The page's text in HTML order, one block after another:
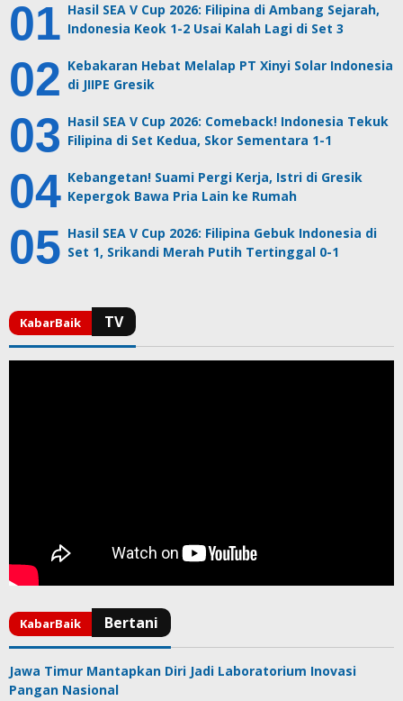
Hasil SEA V Cup 2026: Filipina di Ambang Sejarah,
Indonesia Keok 1-2 Usai Kalah Lagi di Set 3
Kebakaran Hebat Melalap PT Xinyi Solar Indonesia
di JIIPE Gresik
Hasil SEA V Cup 2026: Comeback! Indonesia Tekuk
Filipina di Set Kedua, Skor Sementara 1-1
Kebangetan! Suami Pergi Kerja, Istri di Gresik
Kepergok Bawa Pria Lain ke Rumah
Hasil SEA V Cup 2026: Filipina Gebuk Indonesia di
Set 1, Srikandi Merah Putih Tertinggal 0-1
Jawa Timur Mantapkan Diri Jadi Laboratorium Inovasi
Pangan Nasional